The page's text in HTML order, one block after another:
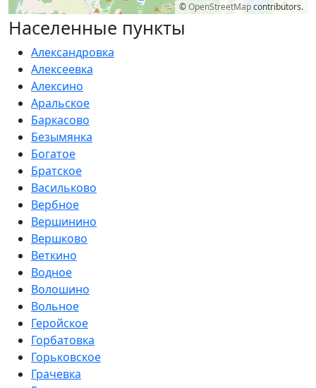
©OpenStreetMapcontributors.
Населенные пункты
Александровка
Алексеевка
Алексино
Аральское
Баркасово
Безымянка
Богатое
Братское
Васильково
Вербное
Вершинино
Вершково
Веткино
Водное
Волошино
Вольное
Геройское
Горбатовка
Горьковское
Грачевка